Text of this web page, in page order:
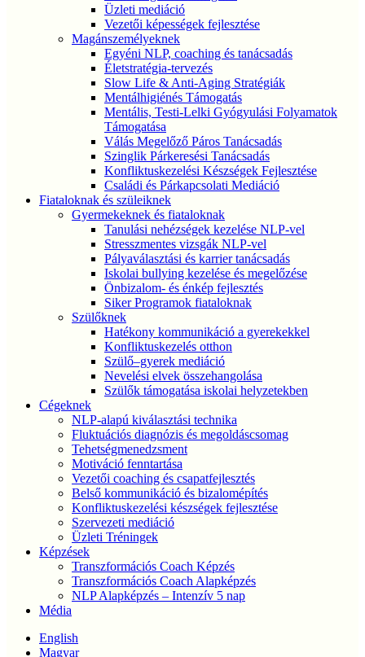
Üzleti mediáció
Vezetői képességek fejlesztése
Magánszemélyeknek
Egyéni NLP, coaching és tanácsadás
Életstratégia-tervezés
Slow Life & Anti-Aging Stratégiák
Mentálhigiénés Támogatás
Mentális, Testi-Lelki Gyógyulási Folyamatok
Támogatása
Válás Megelőző Páros Tanácsadás
Szinglik Párkeresési Tanácsadás
Konfliktuskezelési Készségek Fejlesztése
Családi és Párkapcsolati Mediáció
Fiataloknak és szüleiknek
Gyermekeknek és fiataloknak
Tanulási nehézségek kezelése NLP-vel
Stresszmentes vizsgák NLP-vel
Pályaválasztási és karrier tanácsadás
Iskolai bullying kezelése és megelőzése
Önbizalom- és énkép fejlesztés
Siker Programok fiataloknak
Szülőknek
Hatékony kommunikáció a gyerekekkel
Konfliktuskezelés otthon
Szülő–gyerek mediáció
Nevelési elvek összehangolása
Szülők támogatása iskolai helyzetekben
Cégeknek
NLP-alapú kiválasztási technika
Fluktuációs diagnózis és megoldáscsomag
Tehetségmenedzsment
Motiváció fenntartása
Vezetői coaching és csapatfejlesztés
Belső kommunikáció és bizalomépítés
Konfliktuskezelési készségek fejlesztése
Szervezeti mediáció
Üzleti Tréningek
Képzések
Transzformációs Coach Képzés
Transzformációs Coach Alapképzés
NLP Alapképzés – Intenzív 5 nap
Média
English
Magyar